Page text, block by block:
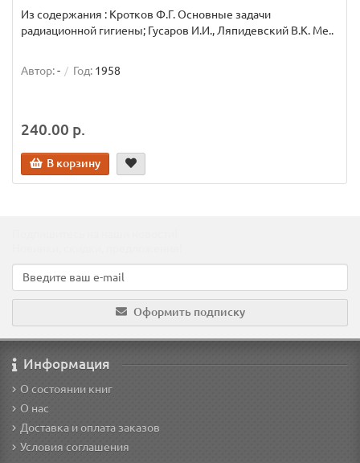
Из содержания : Кротков Ф.Г. Основные задачи
радиационной гигиены; Гусаров И.И., Ляпидевский В.К. Ме..
Автор:- Год: 1958
240.00 р.
В корзину
Оформить подписку
Информация
О состоянии книг
О нас
Доставка и оплата заказов
Условия соглашения